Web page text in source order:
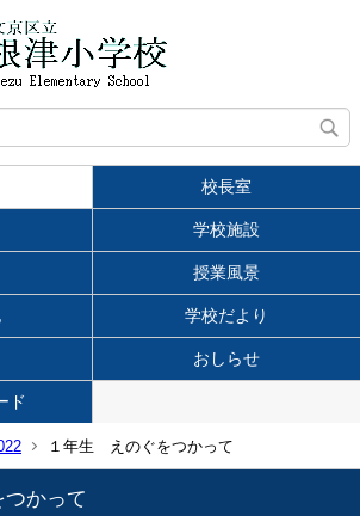
校長室
学校施設
授業風景
学校だより
おしらせ
ド
１年生 えのぐをつかって
かって